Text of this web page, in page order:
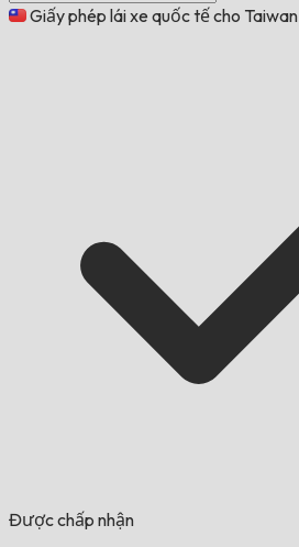
Giấy phép lái xe quốc tế cho Taiwan
Được chấp nhận